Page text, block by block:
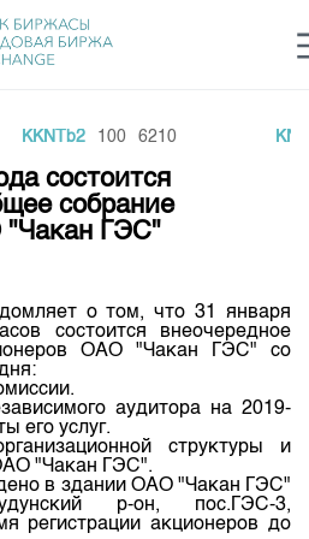
login
KKNTb2 100 6210
состоится
собрание
"Чакан ГЭС"
о том, что 31 января
состоится внеочередное
ОАО "Чакан ГЭС" со
аудитора на 2019-
его услуг.
структуры и
"Чакан ГЭС".
в здании ОАО "Чакан ГЭС"
р-он, пос.ГЭС-3,
регистрации акционеров до